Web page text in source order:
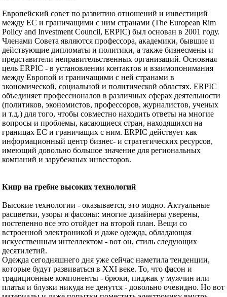
Европейский совет по развитию отношений и инвестиций
между ЕС и граничащими с ним странами (The European Rim
Policy and Investment Council, ERPIC) был основан в 2001 году.
Членами Совета являются профессора, академики, бывшие и
действующие дипломаты и политики, а также бизнесмены и
представители неправительственных организаций. Основная
цель ERPIC - в установлении контактов и взаимопонимания
между Европой и граничащими с ней странами в
экономической, социальной и политической областях. ERPIC
объединяет профессионалов в различных сферах деятельности
(политиков, экономистов, профессоров, журналистов, ученых
и т.д.) для того, чтобы совместно находить ответы на многие
вопросы и проблемы, касающиеся стран, находящихся на
границах ЕС и граничащих с ним. ЕRPIC действует как
информационный центр бизнес- и стратегических ресурсов,
имеющий довольно большое значение для региональных
компаний и зарубежных инвесторов.
Кипр на гребне высоких технологий
Высокие технологии - оказывается, это модно. Актуальные
расцветки, узоры и фасоны: многие дизайнеры уверены,
постепенно все это отойдет на второй план. Вещи со
встроенной электроникой и даже одежда, обладающая
искусственным интеллектом - вот он, стиль следующих
десятилетий.
Одежда сегодняшнего дня уже сейчас наметила тенденции,
которые будут развиваться в XXI веке. То, что фасон и
традиционные компоненты - брюки, пиджак у мужчин или
платья и блузки никуда не денутся - довольно очевидно. Но вот